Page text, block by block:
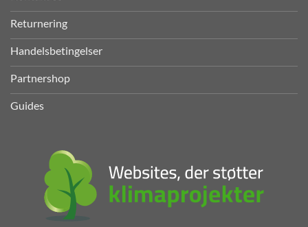
Returnering
Handelsbetingelser
Partnershop
Guides